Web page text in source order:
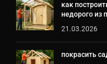
как
недорого из
21.03.2026
покрасить